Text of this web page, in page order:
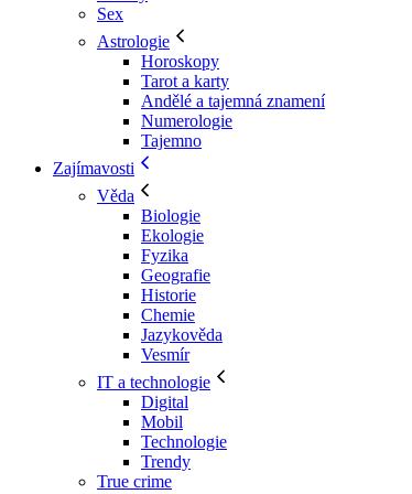
Sex
Astrologie
Horoskopy
Tarot a karty
Andělé a tajemná znamení
Numerologie
Tajemno
Zajímavosti
Věda
Biologie
Ekologie
Fyzika
Geografie
Historie
Chemie
Jazykověda
Vesmír
IT a technologie
Digital
Mobil
Technologie
Trendy
True crime